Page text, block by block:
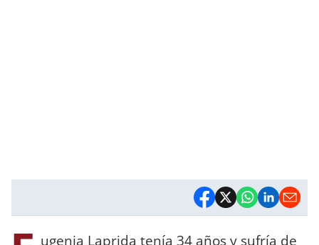
ugenia Laprida tenía 34 años y sufría de